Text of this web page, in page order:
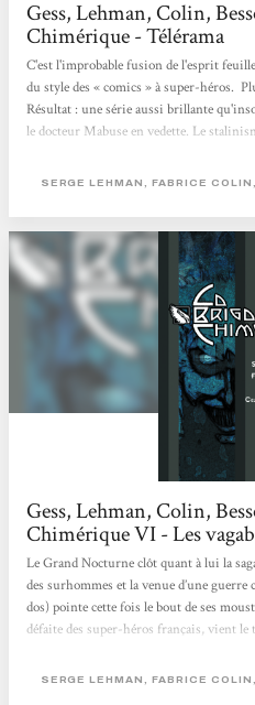
Gess, Lehman, Colin,
Chimérique - Télérama
C'est l'improbable fusion de l'esprit
du style des « comics » à super-héros.
Résultat : une série aussi brillante
le docteur Mabuse en vedette. Le
Fritz Lang. Savoureux.
SERGE LEHMAN, FABRICE
Gess, Lehman, Colin,
Chimérique VI - Les
Le Grand Nocturne clôt quant à lui la
des surhommes et la venue d’une
dos) pointe cette fois le bout de ses
défaite des super-héros français, vient
littérature et de la B.D populaires !). On
SERGE LEHMAN, FABRICE